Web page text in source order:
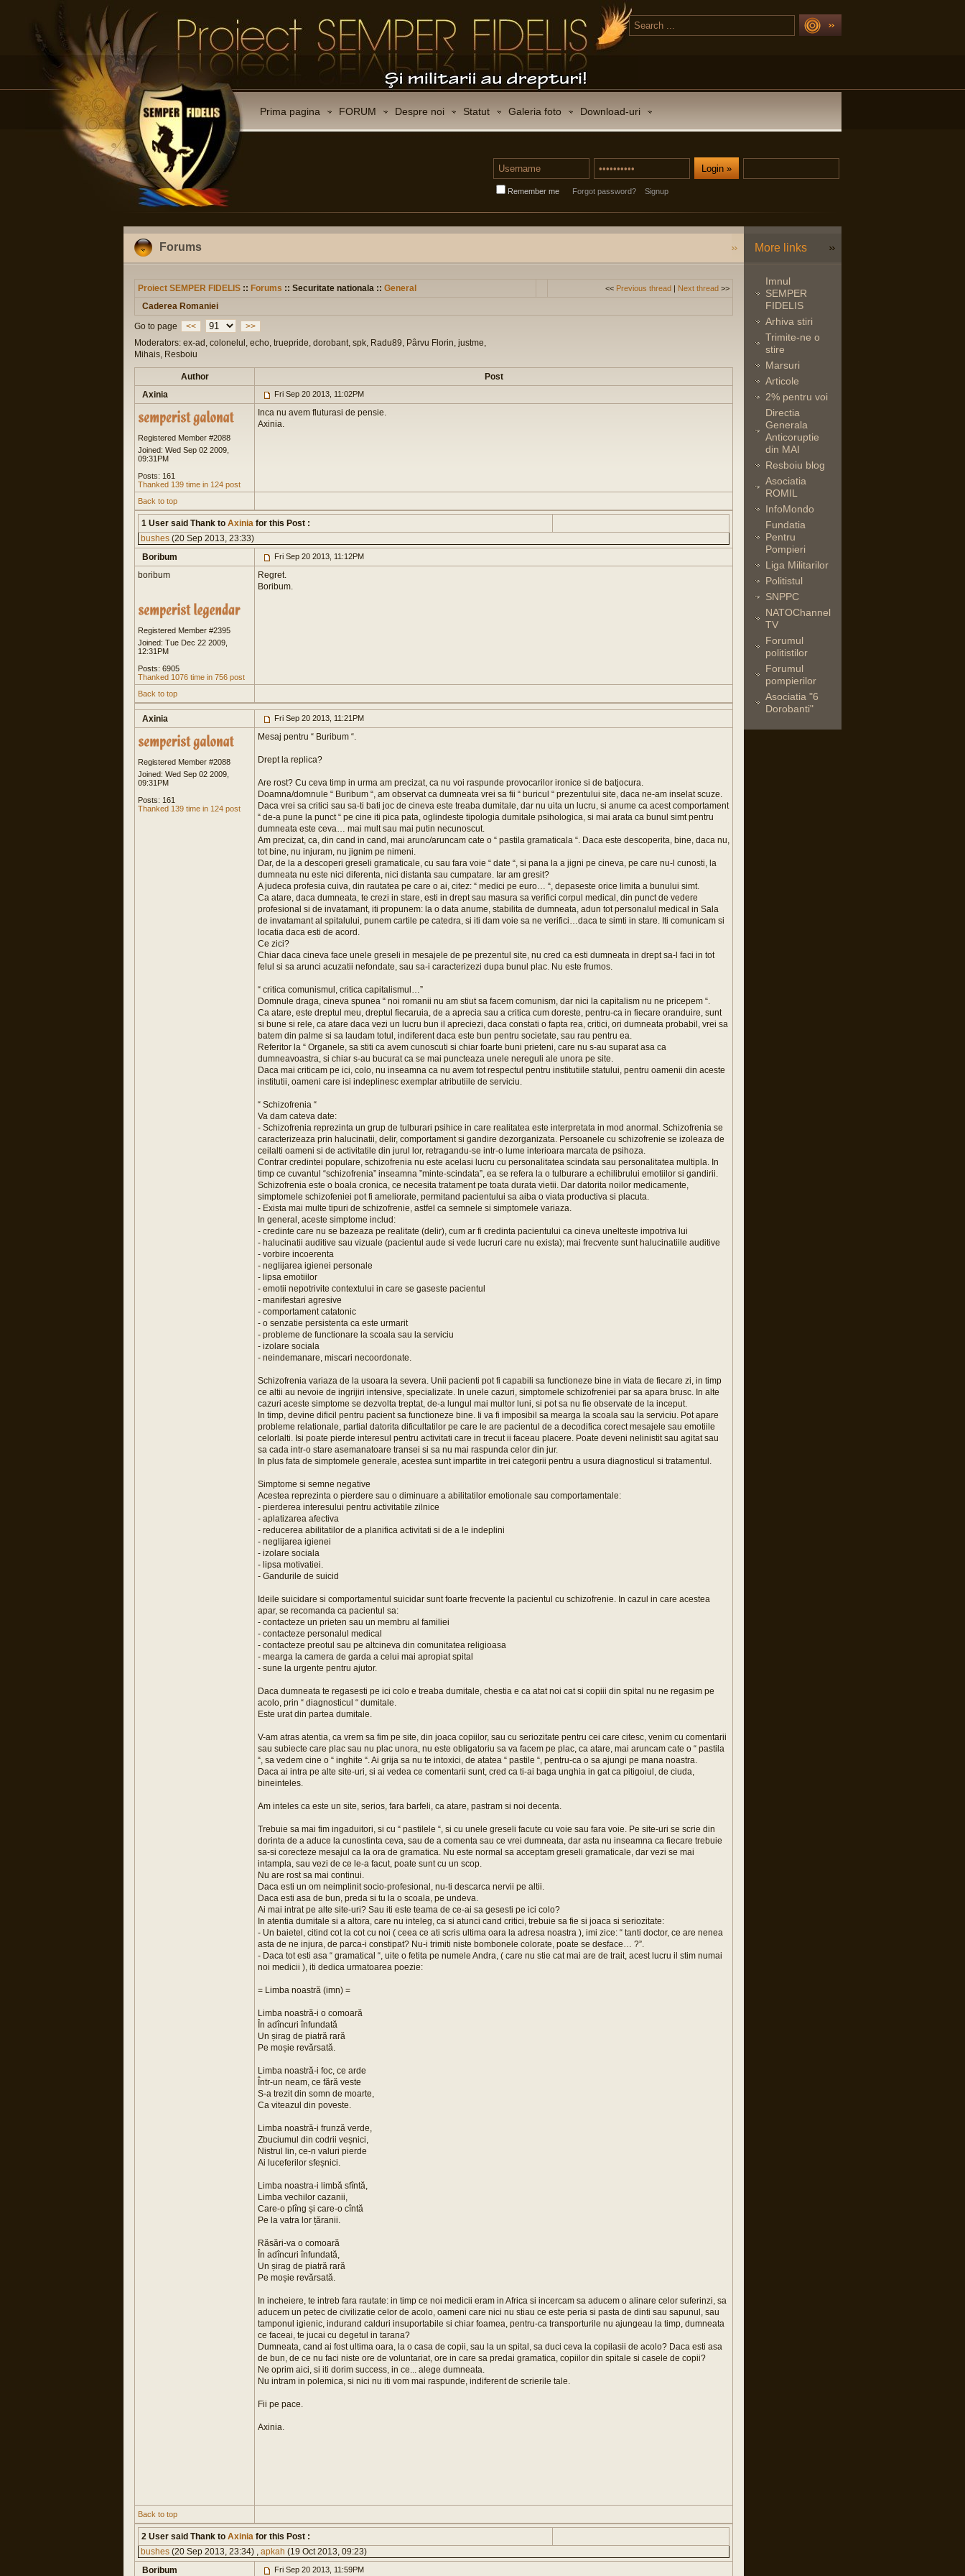
Prima pagina FORUM Despre noi Statut Galeria foto Download-uri
Remember me Forgot password? Signup
Forums
Proiect SEMPER FIDELIS :: Forums :: Securitate nationala :: General << Previous thread | Next thread >>
Caderea Romaniei
Go to page
<<
>>
Moderators: ex-ad, colonelul, echo, truepride, dorobant, spk, Radu89, Pârvu Florin, justme,
Mihais, Resboiu
Author
Post
Axinia
Fri Sep 20 2013, 11:02PM
Registered Member #2088
Joined: Wed Sep 02 2009,
09:31PM
Posts: 161
Thanked 139 time in 124 post
Inca nu avem fluturasi de pensie.
Axinia.
Back to top
1 User said Thank to Axinia for this Post :
bushes (20 Sep 2013, 23:33)
Boribum
Fri Sep 20 2013, 11:12PM
boribum
Registered Member #2395
Joined: Tue Dec 22 2009,
12:31PM
Posts: 6905
Thanked 1076 time in 756 post
Regret.
Boribum.
Back to top
Axinia Fri Sep 20 2013, 11:21PM
Registered Member #2088
Joined: Wed Sep 02 2009,
09:31PM
Posts: 161
Thanked 139 time in 124 post
Mesaj pentru “ Buribum “.
Drept la replica?
Are rost? Cu ceva timp in urma am precizat, ca nu voi raspunde provocarilor ironice si de batjocura.
Doamna/domnule “ Buribum “, am observat ca dumneata vrei sa fii “ buricul “ prezentului site, daca ne-am inselat scuze.
Daca vrei sa critici sau sa-ti bati joc de cineva este treaba dumitale, dar nu uita un lucru, si anume ca acest comportament
“ de-a pune la punct “ pe cine iti pica pata, oglindeste tipologia dumitale psihologica, si mai arata ca bunul simt pentru
dumneata este ceva… mai mult sau mai putin necunoscut.
Am precizat, ca, din cand in cand, mai arunc/aruncam cate o “ pastila gramaticala “. Daca este descoperita, bine, daca nu,
tot bine, nu injuram, nu jignim pe nimeni.
Dar, de la a descoperi greseli gramaticale, cu sau fara voie “ date “, si pana la a jigni pe cineva, pe care nu-l cunosti, la
dumneata nu este nici diferenta, nici distanta sau cumpatare. Iar am gresit?
A judeca profesia cuiva, din rautatea pe care o ai, citez: “ medici pe euro… “, depaseste orice limita a bunului simt.
Ca atare, daca dumneata, te crezi in stare, esti in drept sau masura sa verifici corpul medical, din punct de vedere
profesional si de invatamant, iti propunem: la o data anume, stabilita de dumneata, adun tot personalul medical in Sala
de invatamant al spitalului, punem cartile pe catedra, si iti dam voie sa ne verifici…daca te simti in stare. Iti comunicam si
locatia daca esti de acord.
Ce zici?
Chiar daca cineva face unele greseli in mesajele de pe prezentul site, nu cred ca esti dumneata in drept sa-l faci in tot
felul si sa arunci acuzatii nefondate, sau sa-i caracterizezi dupa bunul plac. Nu este frumos.
“ critica comunismul, critica capitalismul…”
Domnule draga, cineva spunea “ noi romanii nu am stiut sa facem comunism, dar nici la capitalism nu ne pricepem “.
Ca atare, este dreptul meu, dreptul fiecaruia, de a aprecia sau a critica cum doreste, pentru-ca in fiecare oranduire, sunt
si bune si rele, ca atare daca vezi un lucru bun il apreciezi, daca constati o fapta rea, critici, ori dumneata probabil, vrei sa
batem din palme si sa laudam totul, indiferent daca este bun pentru societate, sau rau pentru ea.
Referitor la “ Organele, sa stiti ca avem cunoscuti si chiar foarte buni prieteni, care nu s-au suparat asa ca
dumneavoastra, si chiar s-au bucurat ca se mai puncteaza unele nereguli ale unora pe site.
Daca mai criticam pe ici, colo, nu inseamna ca nu avem tot respectul pentru institutiile statului, pentru oamenii din aceste
institutii, oameni care isi indeplinesc exemplar atributiile de serviciu.
“ Schizofrenia “
Va dam cateva date:
- Schizofrenia reprezinta un grup de tulburari psihice in care realitatea este interpretata in mod anormal. Schizofrenia se
caracterizeaza prin halucinatii, delir, comportament si gandire dezorganizata. Persoanele cu schizofrenie se izoleaza de
ceilalti oameni si de activitatile din jurul lor, retragandu-se intr-o lume interioara marcata de psihoza.
Contrar credintei populare, schizofrenia nu este acelasi lucru cu personalitatea scindata sau personalitatea multipla. In
timp ce cuvantul “schizofrenia” inseamna ”minte-scindata”, ea se refera la o tulburare a echilibrului emotiilor si gandirii.
Schizofrenia este o boala cronica, ce necesita tratament pe toata durata vietii. Dar datorita noilor medicamente,
simptomele schizofeniei pot fi ameliorate, permitand pacientului sa aiba o viata productiva si placuta.
- Exista mai multe tipuri de schizofrenie, astfel ca semnele si simptomele variaza.
In general, aceste simptome includ:
- credinte care nu se bazeaza pe realitate (delir), cum ar fi credinta pacientului ca cineva unelteste impotriva lui
- halucinatii auditive sau vizuale (pacientul aude si vede lucruri care nu exista); mai frecvente sunt halucinatiile auditive
- vorbire incoerenta
- neglijarea igienei personale
- lipsa emotiilor
- emotii nepotrivite contextului in care se gaseste pacientul
- manifestari agresive
- comportament catatonic
- o senzatie persistenta ca este urmarit
- probleme de functionare la scoala sau la serviciu
- izolare sociala
- neindemanare, miscari necoordonate.
Schizofrenia variaza de la usoara la severa. Unii pacienti pot fi capabili sa functioneze bine in viata de fiecare zi, in timp
ce altii au nevoie de ingrijiri intensive, specializate. In unele cazuri, simptomele schizofreniei par sa apara brusc. In alte
cazuri aceste simptome se dezvolta treptat, de-a lungul mai multor luni, si pot sa nu fie observate de la inceput.
In timp, devine dificil pentru pacient sa functioneze bine. Ii va fi imposibil sa mearga la scoala sau la serviciu. Pot apare
probleme relationale, partial datorita dificultatilor pe care le are pacientul de a decodifica corect mesajele sau emotiile
celorlalti. Isi poate pierde interesul pentru activitati care in trecut ii faceau placere. Poate deveni nelinistit sau agitat sau
sa cada intr-o stare asemanatoare transei si sa nu mai raspunda celor din jur.
In plus fata de simptomele generale, acestea sunt impartite in trei categorii pentru a usura diagnosticul si tratamentul.
Simptome si semne negative
Acestea reprezinta o pierdere sau o diminuare a abilitatilor emotionale sau comportamentale:
- pierderea interesului pentru activitatile zilnice
- aplatizarea afectiva
- reducerea abilitatilor de a planifica activitati si de a le indeplini
- neglijarea igienei
- izolare sociala
- lipsa motivatiei.
- Gandurile de suicid
Ideile suicidare si comportamentul suicidar sunt foarte frecvente la pacientul cu schizofrenie. In cazul in care acestea
apar, se recomanda ca pacientul sa:
- contacteze un prieten sau un membru al familiei
- contacteze personalul medical
- contacteze preotul sau pe altcineva din comunitatea religioasa
- mearga la camera de garda a celui mai apropiat spital
- sune la urgente pentru ajutor.
Daca dumneata te regasesti pe ici colo e treaba dumitale, chestia e ca atat noi cat si copiii din spital nu ne regasim pe
acolo, prin “ diagnosticul “ dumitale.
Este urat din partea dumitale.
V-am atras atentia, ca vrem sa fim pe site, din joaca copiilor, sau cu seriozitate pentru cei care citesc, venim cu comentarii
sau subiecte care plac sau nu plac unora, nu este obligatoriu sa va facem pe plac, ca atare, mai aruncam cate o “ pastila
“, sa vedem cine o “ inghite “. Ai grija sa nu te intoxici, de atatea “ pastile “, pentru-ca o sa ajungi pe mana noastra.
Daca ai intra pe alte site-uri, si ai vedea ce comentarii sunt, cred ca ti-ai baga unghia in gat ca pitigoiul, de ciuda,
bineinteles.
Am inteles ca este un site, serios, fara barfeli, ca atare, pastram si noi decenta.
Trebuie sa mai fim ingaduitori, si cu “ pastilele “, si cu unele greseli facute cu voie sau fara voie. Pe site-uri se scrie din
dorinta de a aduce la cunostinta ceva, sau de a comenta sau ce vrei dumneata, dar asta nu inseamna ca fiecare trebuie
sa-si corecteze mesajul ca la ora de gramatica. Nu este normal sa acceptam greseli gramaticale, dar vezi se mai
intampla, sau vezi de ce le-a facut, poate sunt cu un scop.
Nu are rost sa mai continui.
Daca esti un om neimplinit socio-profesional, nu-ti descarca nervii pe altii.
Daca esti asa de bun, preda si tu la o scoala, pe undeva.
Ai mai intrat pe alte site-uri? Sau iti este teama de ce-ai sa gesesti pe ici colo?
In atentia dumitale si a altora, care nu inteleg, ca si atunci cand critici, trebuie sa fie si joaca si seriozitate:
- Un baietel, citind cot la cot cu noi ( ceea ce ati scris ultima oara la adresa noastra ), imi zice: “ tanti doctor, ce are nenea
asta de ne injura, de parca-i constipat? Nu-i trimiti niste bombonele colorate, poate se desface… ?”.
- Daca tot esti asa “ gramatical “, uite o fetita pe numele Andra, ( care nu stie cat mai are de trait, acest lucru il stim numai
noi medicii ), iti dedica urmatoarea poezie:
= Limba noastră (imn) =
Limba noastră-i o comoară
În adîncuri înfundată
Un șirag de piatră rară
Pe moșie revărsată.
Limba noastră-i foc, ce arde
Într-un neam, ce fără veste
S-a trezit din somn de moarte,
Ca viteazul din poveste.
Limba noastră-i frunză verde,
Zbuciumul din codrii veșnici,
Nistrul lin, ce-n valuri pierde
Ai luceferilor sfeșnici.
Limba noastra-i limbă sfîntă,
Limba vechilor cazanii,
Care-o plîng și care-o cîntă
Pe la vatra lor țăranii.
Răsări-va o comoară
În adîncuri înfundată,
Un șirag de piatră rară
Pe moșie revărsată.
In incheiere, te intreb fara rautate: in timp ce noi medicii eram in Africa si incercam sa aducem o alinare celor suferinzi, sa
aducem un petec de civilizatie celor de acolo, oameni care nici nu stiau ce este peria si pasta de dinti sau sapunul, sau
tamponul igienic, indurand calduri insuportabile si chiar foamea, pentru-ca transporturile nu ajungeau la timp, dumneata
ce faceai, te jucai cu degetul in tarana?
Dumneata, cand ai fost ultima oara, la o casa de copii, sau la un spital, sa duci ceva la copilasii de acolo? Daca esti asa
de bun, de ce nu faci niste ore de voluntariat, ore in care sa predai gramatica, copiilor din spitale si casele de copii?
Ne oprim aici, si iti dorim success, in ce... alege dumneata.
Nu intram in polemica, si nici nu iti vom mai raspunde, indiferent de scrierile tale.
Fii pe pace.
Axinia.
Back to top
2 User said Thank to Axinia for this Post :
bushes (20 Sep 2013, 23:34) , apkah (19 Oct 2013, 09:23)
Boribum
Fri Sep 20 2013, 11:59PM
More links
Imnul
SEMPER
FIDELIS
Arhiva stiri
Trimite-ne o
stire
Marsuri
Articole
2% pentru voi
Directia
Generala
Anticoruptie
din MAI
Resboiu blog
Asociatia
ROMIL
InfoMondo
Fundatia
Pentru
Pompieri
Liga Militarilor
Politistul
SNPPC
NATOChannel
TV
Forumul
politistilor
Forumul
pompierilor
Asociatia "6
Dorobanti"